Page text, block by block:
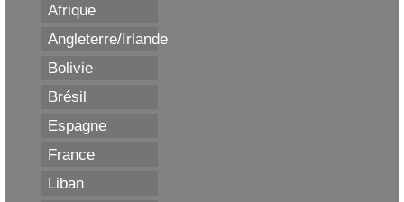
Afrique
Angleterre/Irlande
Bolivie
Brésil
Espagne
France
Liban